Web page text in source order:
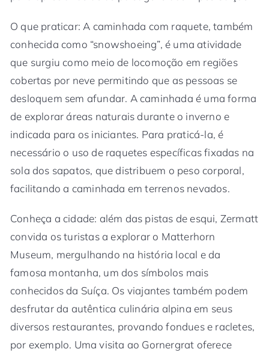
O que praticar: A caminhada com raquete, também
conhecida como “snowshoeing”, é uma atividade
que surgiu como meio de locomoção em regiões
cobertas por neve permitindo que as pessoas se
desloquem sem afundar. A caminhada é uma forma
de explorar áreas naturais durante o inverno e
indicada para os iniciantes. Para praticá-la, é
necessário o uso de raquetes específicas fixadas na
sola dos sapatos, que distribuem o peso corporal,
facilitando a caminhada em terrenos nevados.
Conheça a cidade: além das pistas de esqui, Zermatt
convida os turistas a explorar o Matterhorn
Museum, mergulhando na história local e da
famosa montanha, um dos símbolos mais
conhecidos da Suíça. Os viajantes também podem
desfrutar da autêntica culinária alpina em seus
diversos restaurantes, provando fondues e racletes,
por exemplo. Uma visita ao Gornergrat oferece